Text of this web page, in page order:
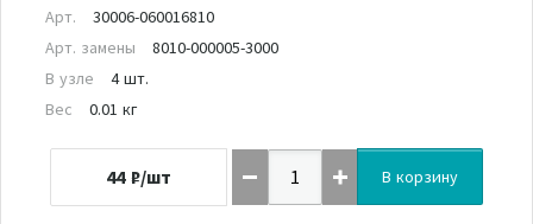
Арт.
30006-060016810
Арт. замены
8010-000005-3000
В узле
4 шт.
Вес
0.01 кг
44 ₽/шт В корзину